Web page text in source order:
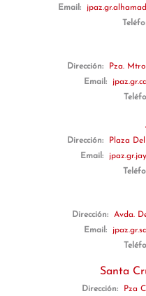
Email:
Dirección:
Pza.
Email:
Dirección:
Plaza
Email:
Dirección:
Avda.
Email:
Santa
Dirección:
Pza